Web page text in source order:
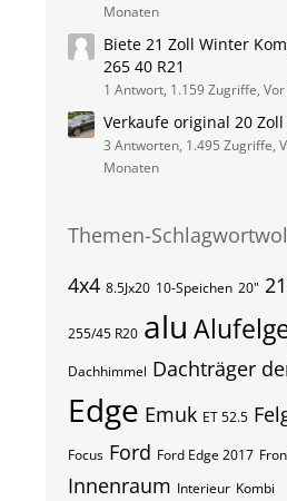
Monaten
Biete 21 Zoll Winter
265 40 R21
1 Antwort, 1.159 Zugriffe,
Verkaufe original 20 Zoll
3 Antworten, 1.495 Zugriffe,
Monaten
Themen-
4x4 8.5Jx20 10-Speichen 20"
255/45 R20 alu
Dachhimmel Dachträger
Edge Emuk ET 52.5
Focus Ford Ford Edge 2017
Innenraum Interieur Kombi